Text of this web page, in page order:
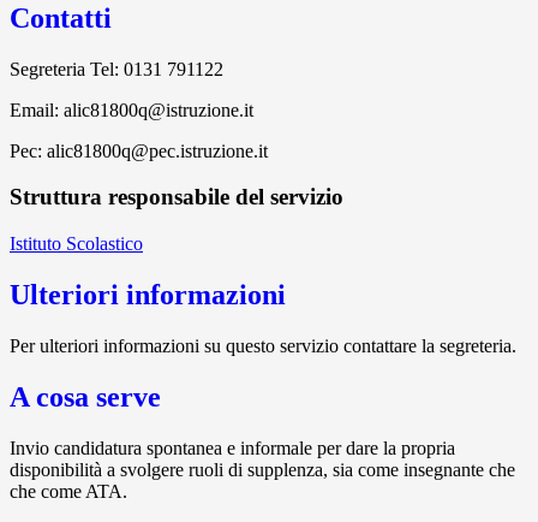
Contatti
Segreteria Tel: 0131 791122
Email: alic81800q@istruzione.it
Pec: alic81800q@pec.istruzione.it
Struttura responsabile del servizio
Istituto Scolastico
Ulteriori informazioni
Per ulteriori informazioni su questo servizio contattare la segreteria.
A cosa serve
Invio candidatura spontanea e informale per dare la propria
disponibilità a svolgere ruoli di supplenza, sia come insegnante che
che come ATA.